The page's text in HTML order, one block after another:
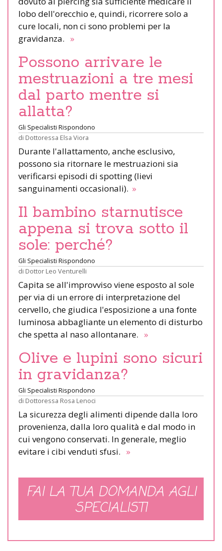
lobo dell'orecchio e, quindi, ricorrere solo a
cure locali, non ci sono problemi per la
gravidanza. »
Possono arrivare le
mestruazioni a tre mesi
dal parto mentre si
allatta?
Gli Specialisti Rispondono
di Dottoressa Elsa Viora
Durante l'allattamento, anche esclusivo,
possono sia ritornare le mestruazioni sia
verificarsi episodi di spotting (lievi
sanguinamenti occasionali). »
Il bambino starnutisce
appena si trova sotto il
sole: perché?
Gli Specialisti Rispondono
di Dottor Leo Venturelli
Capita se all'improvviso viene esposto al sole
per via di un errore di interpretazione del
cervello, che giudica l'esposizione a una fonte
luminosa abbagliante un elemento di disturbo
che spetta al naso allontanare. »
Olive e lupini sono sicuri
in gravidanza?
Gli Specialisti Rispondono
di Dottoressa Rosa Lenoci
La sicurezza degli alimenti dipende dalla loro
provenienza, dalla loro qualità e dal modo in
cui vengono conservati. In generale, meglio
evitare i cibi venduti sfusi. »
FAI LA TUA DOMANDA AGLI
SPECIALISTI